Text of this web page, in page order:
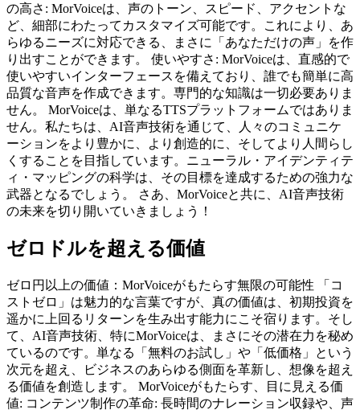
の高さ: MorVoiceは、声のトーン、スピード、アクセントな
ど、細部にわたってカスタマイズ可能です。これにより、あ
らゆるニーズに対応できる、まさに「あなただけの声」を作
り出すことができます。 使いやすさ: MorVoiceは、直感的で
使いやすいインターフェースを備えており、誰でも簡単に高
品質な音声を作成できます。専門的な知識は一切必要ありま
せん。 MorVoiceは、単なるTTSプラットフォームではありま
せん。私たちは、AI音声技術を通じて、人々のコミュニケ
ーションをより豊かに、より創造的に、そしてより人間らし
くすることを目指しています。ニューラル・アイデンティテ
ィ・マッピングの科学は、その目標を達成するための強力な
武器となるでしょう。 さあ、MorVoiceと共に、AI音声技術
の未来を切り開いていきましょう！
ゼロドルを超える価値
ゼロ円以上の価値：MorVoiceがもたらす無限の可能性 「コ
ストゼロ」は魅力的な言葉ですが、真の価値は、初期投資を
遥かに上回るリターンを生み出す能力にこそ宿ります。そし
て、AI音声技術、特にMorVoiceは、まさにその潜在力を秘め
ているのです。単なる「無料のお試し」や「低価格」という
次元を超え、ビジネスのあらゆる側面を革新し、想像を超え
る価値を創造します。 MorVoiceがもたらす、目に見える価
値: コンテンツ制作の革命: 長時間のナレーション収録や、声